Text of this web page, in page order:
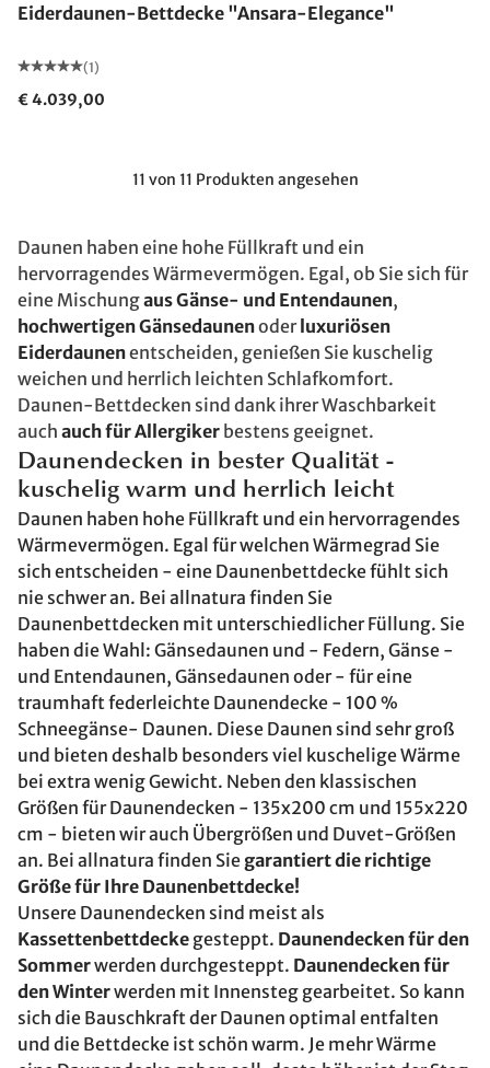
Eiderdaunen-Bettdecke "Ansara-Elegance"
(1)
€ 4.039,00
11 von 11 Produkten angesehen
Daunen haben eine hohe Füllkraft und ein
hervorragendes Wärmevermögen. Egal, ob Sie sich für
eine Mischungaus Gänse- und Entendaunen,
hochwertigen Gänsedaunenoder luxuriösen
Eiderdaunenentscheiden, genießen Sie kuschelig
weichen und herrlich leichten Schlafkomfort.
Daunen-Bettdecken sind dank ihrer Waschbarkeit
auch auch für Allergiker bestens geeignet.
Daunendecken in bester Qualität -
kuschelig warm und herrlich leicht
Daunen haben hohe Füllkraft und ein hervorragendes
Wärmevermögen. Egal für welchen Wärmegrad Sie
sich entscheiden - eine Daunenbettdecke fühlt sich
nie schwer an. Bei allnatura finden Sie
Daunenbettdecken mit unterschiedlicher Füllung. Sie
haben die Wahl: Gänsedaunen und - Federn, Gänse -
und Entendaunen, Gänsedaunen oder - für eine
traumhaft federleichte Daunendecke - 100 %
Schneegänse- Daunen. Diese Daunen sind sehr groß
und bieten deshalb besonders viel kuschelige Wärme
bei extra wenig Gewicht. Neben den klassischen
Größen für Daunendecken - 135x200 cm und 155x220
cm - bieten wir auch Übergrößen und Duvet-Größen
an. Bei allnatura finden Sie garantiert die richtige
Größe für Ihre Daunenbettdecke!
Unsere Daunendecken sind meist als
Kassettenbettdecke gesteppt. Daunendecken für den
Sommerwerden durchgesteppt. Daunendecken für
den Winterwerden mit Innensteg gearbeitet. So kann
sich die Bauschkraft der Daunen optimal entfalten
und die Bettdecke ist schön warm. Je mehr Wärme